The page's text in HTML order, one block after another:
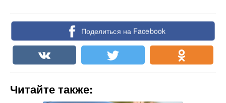
Поделиться на Facebook
Читайте также: